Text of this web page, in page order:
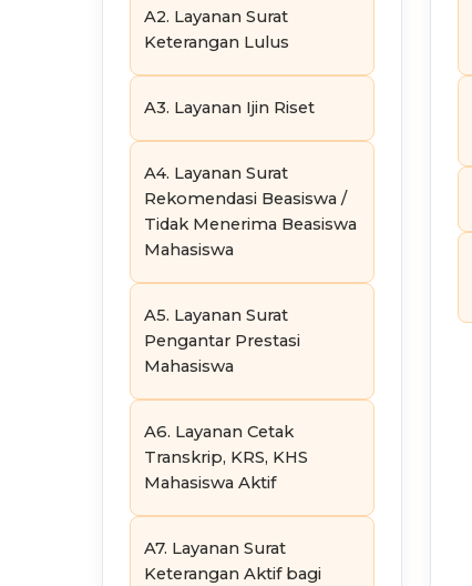
A2. Layanan Surat
Keterangan Lulus
A3. Layanan Ijin Riset
A4. Layanan Surat
Rekomendasi Beasiswa /
Tidak Menerima Beasiswa
Mahasiswa
A5. Layanan Surat
Pengantar Prestasi
Mahasiswa
A6. Layanan Cetak
Transkrip, KRS, KHS
Mahasiswa Aktif
A7. Layanan Surat
Keterangan Aktif bagi